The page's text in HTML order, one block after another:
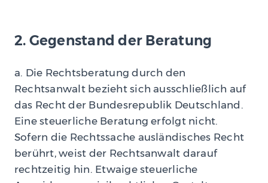
2. Gegenstand der Beratung
a. Die Rechtsberatung durch den
Rechtsanwalt bezieht sich ausschließlich auf
das Recht der Bundesrepublik Deutschland.
Eine steuerliche Beratung erfolgt nicht.
Sofern die Rechtssache ausländisches Recht
berührt, weist der Rechtsanwalt darauf
rechtzeitig hin. Etwaige steuerliche